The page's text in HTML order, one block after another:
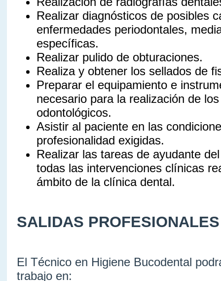
Realizar diagnósticos de posibles
enfermedades periodontales,
específicas.
Realizar pulido de obturaciones.
Realiza y obtener los sellados de
Preparar el equipamiento e
necesario para la realización de
odontológicos.
Asistir al paciente en las
profesionalidad exigidas.
Realizar las tareas de ayudante
todas las intervenciones clínicas
ámbito de la clínica dental.
SALIDAS PROFESIONALES
El Técnico en Higiene Bucodental
trabajo en: